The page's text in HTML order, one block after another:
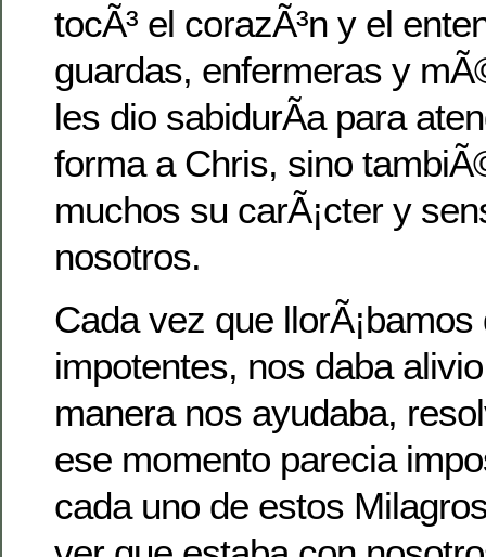
tocÃ³ el corazÃ³n y el
guardas, enfermeras y
les dio sabidurÃ­a para
forma a Chris, sino
muchos su carÃ¡cter y
nosotros.
Cada vez que
impotentes, nos daba
manera nos ayudaba,
ese momento parecia
cada uno de estos